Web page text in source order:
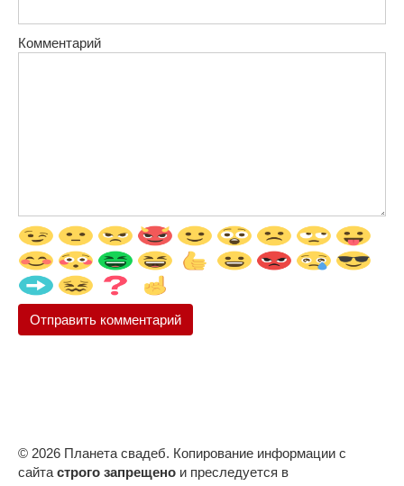
Комментарий
© 2026 Планета свадеб. Копирование информации с
сайта строго запрещено и преследуется в